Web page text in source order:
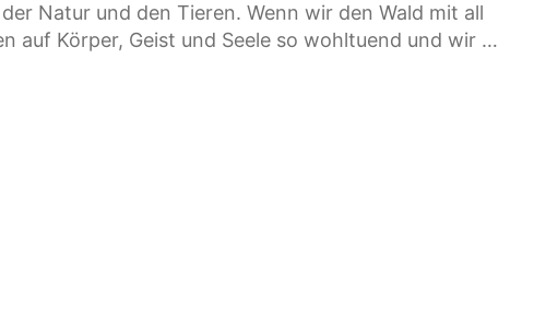
Natur und den Tieren. Wenn wir den Wald mit all
auf Körper, Geist und Seele so wohltuend und wir …